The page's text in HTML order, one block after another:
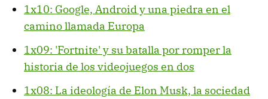
1x10: Google, Android y una piedra en el
camino llamada Europa
1x09: 'Fortnite' y su batalla por romper la
historia de los videojuegos en dos
1x08: La ideología de Elon Musk, la sociedad